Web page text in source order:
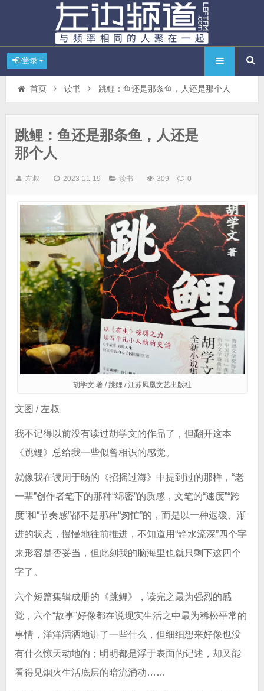
登录
首页 读书 跳鲤：鱼还是那条鱼，人还是那个人
跳鲤：鱼还是那条鱼，人还是
那个人
左叔 2023-11-19 读书 309 0
胡学文 著 / 跳鲤 / 江苏凤凰文艺出版社
文图 / 左叔
我不记得以前没有读过胡学文的作品了，但翻开这本
《跳鲤》总给我一些似曾相识的感觉。
就像我在读周于旸的《招摇过海》中提到过的那样，“老
一辈”创作者笔下的那种“绵密”的质感，文笔的“速度”“跨
度”和“节奏感”都不是那种“匆忙”的，而是以一种迟缓、渐
进的状态，慢慢地往前推进，不知道用“静水流深”四个字
来形容是否妥当，但此刻我的脑海里也就只剩下这四个
字了。
六个短篇集辑成册的《跳鲤》，读完之最为强烈的感
觉，六个“故事”好像都在说现实生活之中最为稀松平常的
事情，洋洋洒洒地讲了一些什么，但细细想来好像也没
有什么惊天动地的；明明都是浮于表面的记述，却又能
看得见烟火生活底层的暗流涌动……